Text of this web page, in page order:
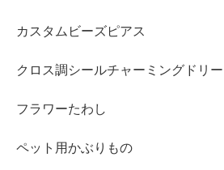
カスタムビーズピアス
クロス調シールチャーミングドリー
フラワーたわし
ペット用かぶりもの